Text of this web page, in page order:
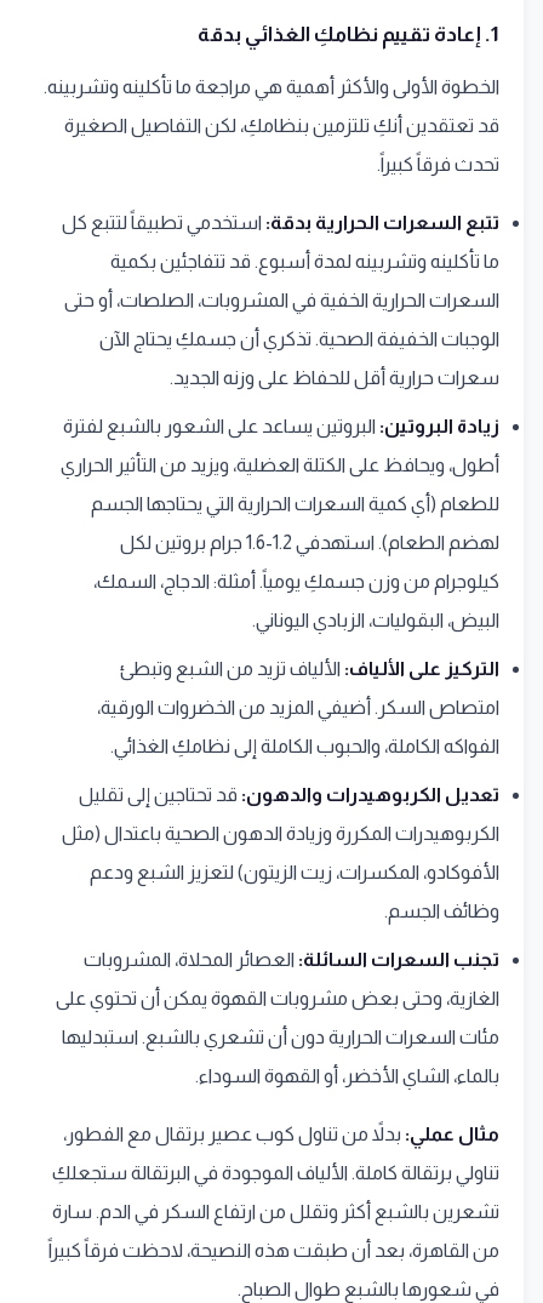
1. إعادة تقييم نظامكِ الغذائي بدقة
الخطوة الأولى والأكثر أهمية هي مراجعة ما تأكلينه وتشربينه.
قد تعتقدين أنكِ تلتزمين بنظامكِ، لكن التفاصيل الصغيرة
تحدث فرقاً كبيراً.
تتبع السعرات الحرارية بدقة: استخدمي تطبيقاً لتتبع كل
ما تأكلينه وتشربينه لمدة أسبوع. قد تتفاجئين بكمية
السعرات الحرارية الخفية في المشروبات، الصلصات، أو حتى
الوجبات الخفيفة الصحية. تذكري أن جسمكِ يحتاج الآن
سعرات حرارية أقل للحفاظ على وزنه الجديد.
زيادة البروتين: البروتين يساعد على الشعور بالشبع لفترة
أطول، ويحافظ على الكتلة العضلية، ويزيد من التأثير الحراري
للطعام (أي كمية السعرات الحرارية التي يحتاجها الجسم
لهضم الطعام). استهدفي 1.2-1.6 جرام بروتين لكل
كيلوجرام من وزن جسمكِ يومياً. أمثلة: الدجاج، السمك،
البيض، البقوليات، الزبادي اليوناني.
التركيز على الألياف: الألياف تزيد من الشبع وتبطئ
امتصاص السكر. أضيفي المزيد من الخضروات الورقية،
الفواكه الكاملة، والحبوب الكاملة إلى نظامكِ الغذائي.
تعديل الكربوهيدرات والدهون: قد تحتاجين إلى تقليل
الكربوهيدرات المكررة وزيادة الدهون الصحية باعتدال (مثل
الأفوكادو، المكسرات، زيت الزيتون) لتعزيز الشبع ودعم
وظائف الجسم.
تجنب السعرات السائلة: العصائر المحلاة، المشروبات
الغازية، وحتى بعض مشروبات القهوة يمكن أن تحتوي على
مئات السعرات الحرارية دون أن تشعري بالشبع. استبدليها
بالماء، الشاي الأخضر، أو القهوة السوداء.
مثال عملي: بدلاً من تناول كوب عصير برتقال مع الفطور،
تناولي برتقالة كاملة. الألياف الموجودة في البرتقالة ستجعلكِ
تشعرين بالشبع أكثر وتقلل من ارتفاع السكر في الدم. سارة
من القاهرة، بعد أن طبقت هذه النصيحة، لاحظت فرقاً كبيراً
في شعورها بالشبع طوال الصباح.